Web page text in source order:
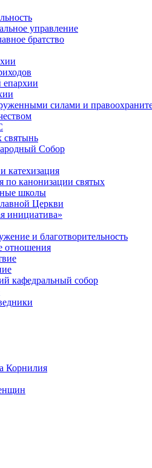
управление
братство
епархии
силами и
святынь
Собор
катехизация
по канонизации святых
школы
Церкви
инициатива»
и благотворительность
отношения
кафедральный собор
Корнилия